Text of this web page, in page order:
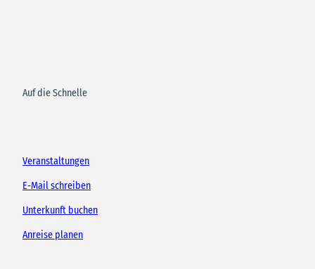
Auf die Schnelle
Veranstaltungen
E-Mail schreiben
Unterkunft buchen
Anreise planen